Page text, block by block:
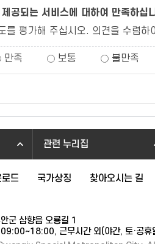
공되는 서비스에 대하여 만족하십
를 평가해 주십시오. 의견을 수렴하
만족 보통 불만족
관련 누리집
드 국가상징 찾아오시는 길
군 삼향읍 오룡길 1
근무시간 외(야간, 토·공휴